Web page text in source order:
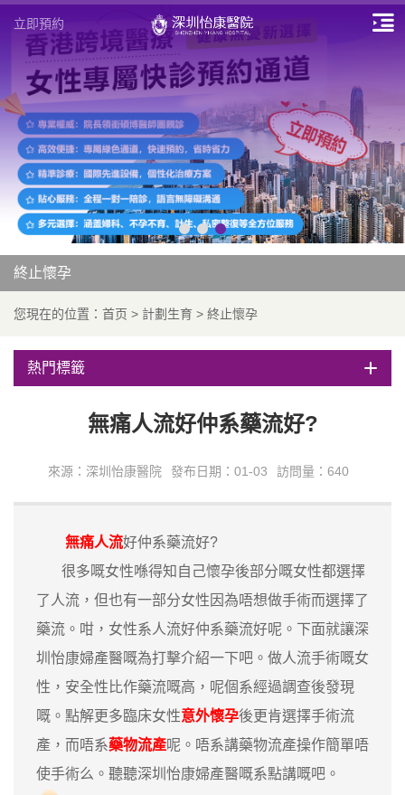
立即預約
終止懷孕
您現在的位置： 首页 > 計劃生育 > 終止懷孕
熱門標籤
無痛人流好仲系藥流好?
來源：深圳怡康醫院 發布日期：01-03 訪問量：640
無痛人流好仲系藥流好?
很多嘅女性喺得知自己懷孕後部分嘅女性都選擇
了人流，但也有一部分女性因為唔想做手術而選擇了
藥流。咁，女性系人流好仲系藥流好呢。下面就讓深
圳怡康婦產醫嘅為打擊介紹一下吧。做人流手術嘅女
性，安全性比作藥流嘅高，呢個系經過調查後發現
嘅。點解更多臨床女性意外懷孕後更肯選擇手術流
產，而唔系藥物流產呢。唔系講藥物流產操作簡單唔
使手術么。聽聽深圳怡康婦產醫嘅系點講嘅吧。